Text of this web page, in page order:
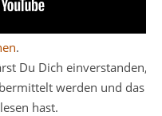
.
Du Dich einverstanden,
werden und das
hast.